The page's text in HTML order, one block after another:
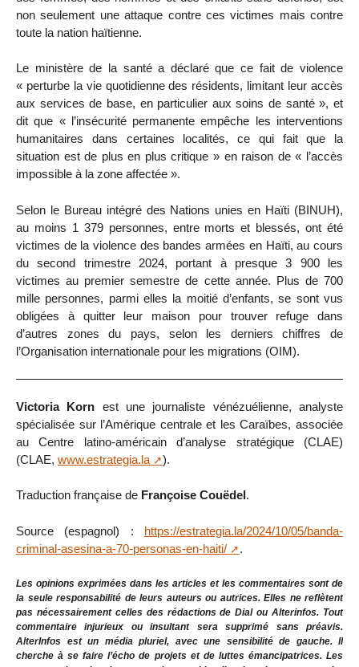
non seulement une attaque contre ces victimes mais contre
toute la nation haïtienne.
Le ministère de la santé a déclaré que ce fait de violence
« perturbe la vie quotidienne des résidents, limitant leur accès
aux services de base, en particulier aux soins de santé », et
dit que « l’insécurité permanente empêche les interventions
humanitaires dans certaines localités, ce qui fait que la
situation est de plus en plus critique » en raison de « l’accès
impossible à la zone affectée ».
Selon le Bureau intégré des Nations unies en Haïti (BINUH),
au moins 1 379 personnes, entre morts et blessés, ont été
victimes de la violence des bandes armées en Haïti, au cours
du second trimestre 2024, portant à presque 3 900 les
victimes au premier semestre de cette année. Plus de 700
mille personnes, parmi elles la moitié d’enfants, se sont vus
obligées à quitter leur maison pour trouver refuge dans
d’autres zones du pays, selon les derniers chiffres de
l’Organisation internationale pour les migrations (OIM).
Victoria Korn est une journaliste vénézuélienne, analyste
spécialisée sur l’Amérique centrale et les Caraïbes, associée
au Centre latino-américain d’analyse stratégique (CLAE)
(CLAE, www.estrategia.la ).
Traduction française de Françoise Couëdel .
Source (espagnol) : https://estrategia.la/2024/10/05/banda-
criminal-asesina-a-70-personas-en-haiti/
.
Les opinions exprimées dans les articles et les commentaires sont de
la seule responsabilité de leurs auteurs ou autrices. Elles ne reflètent
pas nécessairement celles des rédactions de Dial ou Alterinfos. Tout
commentaire injurieux ou insultant sera supprimé sans préavis.
AlterInfos est un média pluriel, avec une sensibilité de gauche. Il
cherche à se faire l’écho de projets et de luttes émancipatrices. Les